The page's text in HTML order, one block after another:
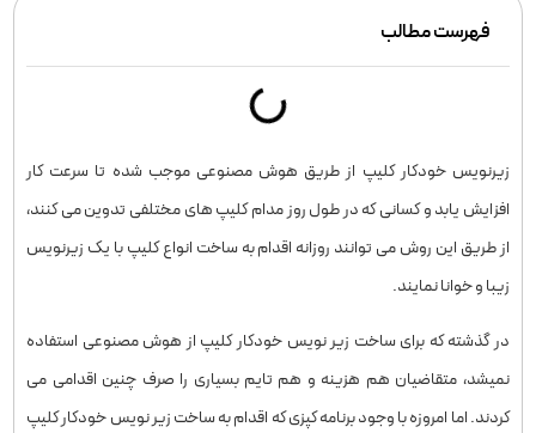
فهرست مطالب
زیرنویس خودکار کلیپ از طریق هوش مصنوعی موجب شده تا سرعت کار
افزایش یابد و کسانی که در طول روز مدام کلیپ های مختلفی تدوین می کنند،
از طریق این روش می توانند روزانه اقدام به ساخت انواع کلیپ با یک زیرنویس
زیبا و خوانا نمایند.
در گذشته که برای ساخت زیر نویس خودکار کلیپ از هوش مصنوعی استفاده
نمیشد، متقاضیان هم هزینه و هم تایم بسیاری را صرف چنین اقدامی می
کردند. اما امروزه با وجود برنامه کپزی که اقدام به ساخت زیر نویس خودکار کلیپ